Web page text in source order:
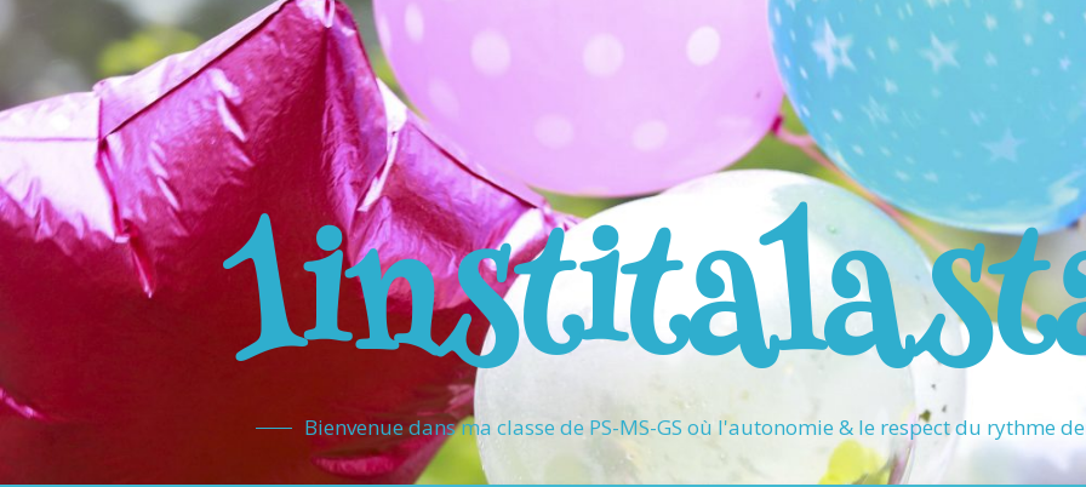
Bienvenue dans ma classe de PS-MS-GS où l'autonomie & le respect du rythme